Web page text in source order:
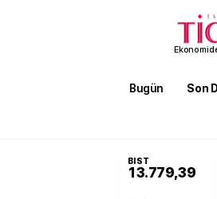
Bugün Son
BIST
13.779,39